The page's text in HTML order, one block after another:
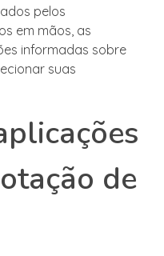
pelos
em mãos, as
informadas sobre
suas
de